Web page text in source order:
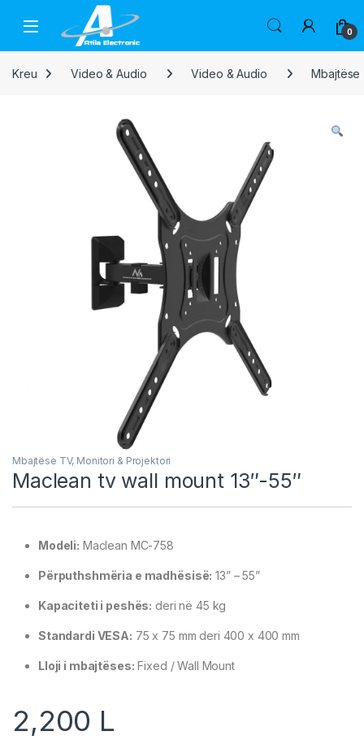
Skip to navigation
Open 0
Kreu Video & Audio Video & Audio Mbajtëse
Mbajtëse TV, Monitori & Projektori
Maclean tv wall mount 13″-55″
Modeli: Maclean MC-758
Përputhshmëria e madhësisë: 13” – 55”
Kapaciteti i peshës: deri në 45 kg
Standardi VESA: 75 x 75 mm deri 400 x 400 mm
Lloji i mbajtëses: Fixed / Wall Mount
2,200 L